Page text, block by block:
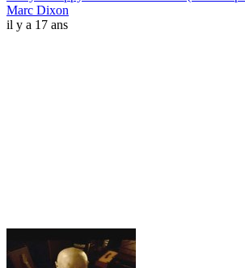
Marc Dixon
il y a 17 ans